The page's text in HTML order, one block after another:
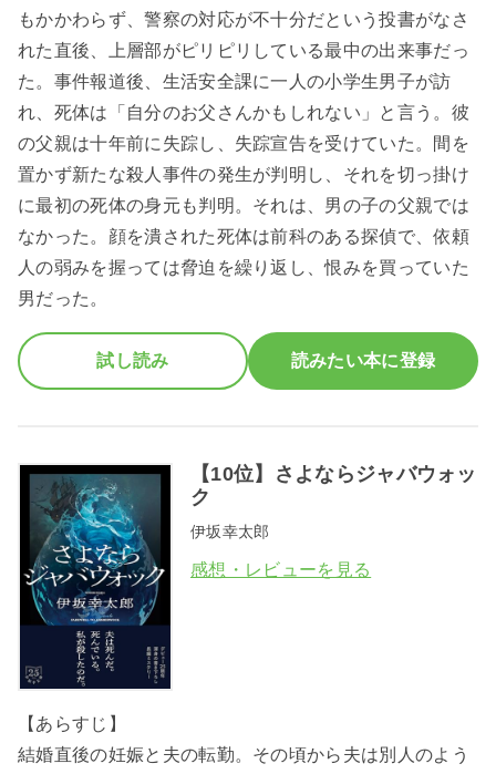
もかかわらず、警察の対応が不十分だという投書がなさ
れた直後、上層部がピリピリしている最中の出来事だっ
た。事件報道後、生活安全課に一人の小学生男子が訪
れ、死体は「自分のお父さんかもしれない」と言う。彼
の父親は十年前に失踪し、失踪宣告を受けていた。間を
置かず新たな殺人事件の発生が判明し、それを切っ掛け
に最初の死体の身元も判明。それは、男の子の父親では
なかった。顔を潰された死体は前科のある探偵で、依頼
人の弱みを握っては脅迫を繰り返し、恨みを買っていた
男だった。
試し読み 読みたい本に登録
【10位】さよならジャバウォッ
ク
伊坂幸太郎
感想・レビューを見る
【あらすじ】
結婚直後の妊娠と夫の転勤。その頃から夫は別人のよう